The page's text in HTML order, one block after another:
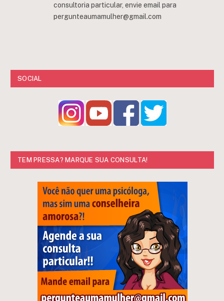
consultoria particular, envie email para
pergunteaumamulher@gmail.com
SOCIAL
TEM PRESSA? MARQUE SUA CONSULTA!